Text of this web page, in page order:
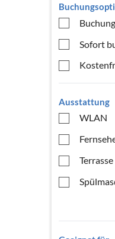
Sofort
Ausstattung
WLAN
Terrasse